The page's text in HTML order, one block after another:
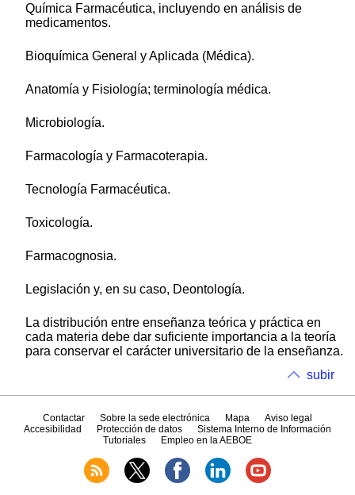
Química Farmacéutica, incluyendo en análisis de
medicamentos.
Bioquímica General y Aplicada (Médica).
Anatomía y Fisiología; terminología médica.
Microbiología.
Farmacología y Farmacoterapia.
Tecnología Farmacéutica.
Toxicología.
Farmacognosia.
Legislación y, en su caso, Deontología.
La distribución entre enseñanza teórica y práctica en
cada materia debe dar suficiente importancia a la teoría
para conservar el carácter universitario de la enseñanza.
subir
Contactar Sobre la sede electrónica Mapa
Aviso legal
Accesibilidad
Protección de datos
Sistema Interno de Información
Tutoriales
Empleo en la AEBOE